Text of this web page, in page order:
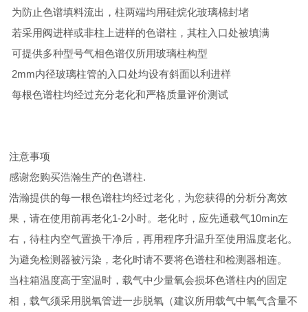
为防止色谱填料流出，柱两端均用硅烷化玻璃棉封堵
若采用阀进样或非柱上进样的色谱柱，其柱入口处被填满
可提供多种型号气相色谱仪所用玻璃柱构型
2mm内径玻璃柱管的入口处均设有斜面以利进样
每根色谱柱均经过充分老化和严格质量评价测试
注意事项
感谢您购买浩瀚生产的色谱柱.
浩瀚提供的每一根色谱柱均经过老化，为您获得的分析分离效
果，请在使用前再老化1-2小时。老化时，应先通载气10min左
右，待柱内空气置换干净后，再用程序升温升至使用温度老化。
为避免检测器被污染，老化时请不要将色谱柱和检测器相连。
当柱箱温度高于室温时，载气中少量氧会损坏色谱柱内的固定
相，载气须采用脱氧管进一步脱氧（建议所用载气中氧气含量不